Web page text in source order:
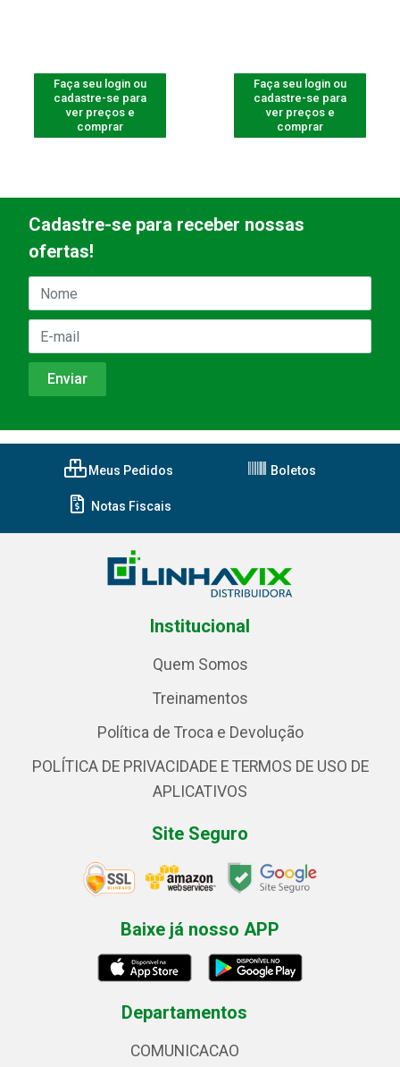
Faça seu login ou
cadastre-se para
ver preços e
comprar
Faça seu login ou
cadastre-se para
ver preços e
comprar
Cadastre-se para receber nossas
ofertas!
Meus Pedidos Boletos
Notas Fiscais
Institucional
Quem Somos
Treinamentos
Política de Troca e Devolução
POLÍTICA DE PRIVACIDADE E TERMOS DE USO DE
APLICATIVOS
Site Seguro
Baixe já nosso APP
Departamentos
COMUNICACAO